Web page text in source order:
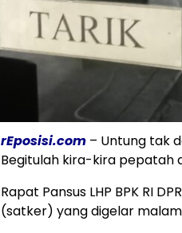
rEposisi.com – Untung tak
Begitulah kira-kira pepatah
Rapat Pansus LHP BPK RI
(satker) yang digelar